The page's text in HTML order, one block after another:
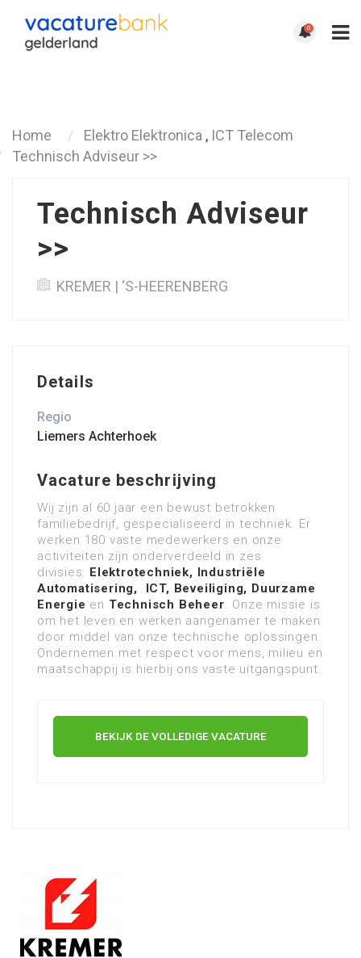
0
Home Elektro Elektronica , ICT Telecom
Technisch Adviseur >>
Technisch Adviseur
>>
KREMER | ‘S-HEERENBERG
Details
Regio
Liemers Achterhoek
Vacature beschrijving
Wij zijn al 60 jaar een bewust betrokken
familiebedrijf, gespecialiseerd in techniek. Er
werken 180 vaste medewerkers en onze
activiteiten zijn onderverdeeld in zes
divisies: Elektrotechniek, Industriële
Automatisering, ICT, Beveiliging, Duurzame
Energie en Technisch Beheer. Onze missie is
om het leven en werken aangenamer te maken
door middel van onze technische oplossingen.
Ondernemen met respect voor mens, milieu en
maatschappij is hierbij ons vaste uitgangspunt.
BEKIJK DE VOLLEDIGE VACATURE